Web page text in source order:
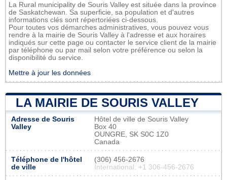
La Rural municipality de Souris Valley est située dans la province
de Saskatchewan. Sa superficie, sa population et d'autres
informations clés sont répertoriées ci-dessous.
Pour toutes vos démarches administratives, vous pouvez vous
rendre à la mairie de Souris Valley à l'adresse et aux horaires
indiqués sur cette page ou contacter le service client de la mairie
par téléphone ou par mail selon votre préférence ou selon la
disponibilité du service.
Mettre à jour les données
LA MAIRIE DE SOURIS VALLEY
Adresse de Souris
Valley
Hôtel de ville de Souris Valley
Box 40
OUNGRE, SK S0C 1Z0
Canada
Téléphone de l'hôtel
de ville
(306) 456-2676
International: +1 306-456-2676